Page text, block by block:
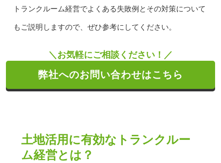
トランクルーム経営でよくある失敗例とその対策について
もご説明しますので、ぜひ参考にしてください。
＼お気軽にご相談ください！／
弊社へのお問い合わせはこちら
土地活用に有効なトランクルー
ム経営とは？